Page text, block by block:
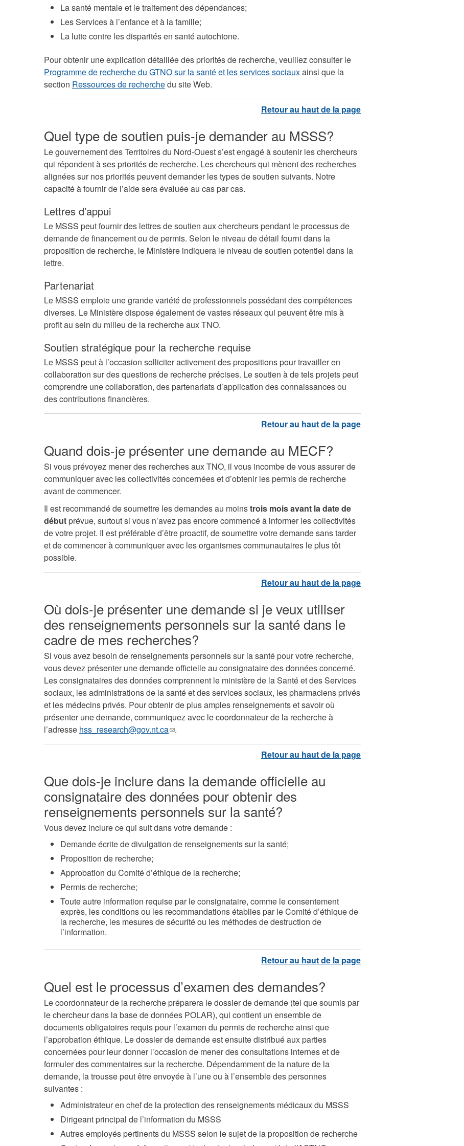
La santé mentale et le traitement des dépendances;
Les Services à l’enfance et à la famille;
La lutte contre les disparités en santé autochtone.
Pour obtenir une explication détaillée des priorités de recherche, veuillez consulter le
Programme de recherche du GTNO sur la santé et les services sociauxainsi que la
section Ressources de recherchedu site Web.
Quel type de soutien puis-je demander au MSSS?
Le gouvernement des Territoires du Nord-Ouest s’est engagé à soutenir les chercheurs
qui répondent à ses priorités de recherche. Les chercheurs qui mènent des recherches
alignées sur nos priorités peuvent demander les types de soutien suivants. Notre
capacité à fournir de l’aide sera évaluée au cas par cas.
Lettres d’appui
Le MSSS peut fournir des lettres de soutien aux chercheurs pendant le processus de
demande de financement ou de permis. Selon le niveau de détail fourni dans la
proposition de recherche, le Ministère indiquera le niveau de soutien potentiel dans la
lettre.
Partenariat
Le MSSS emploie une grande variété de professionnels possédant des compétences
diverses. Le Ministère dispose également de vastes réseaux qui peuvent être mis à
profit au sein du milieu de la recherche aux TNO.
Soutien stratégique pour la recherche requise
Le MSSS peut à l’occasion solliciter activement des propositions pour travailler en
collaboration sur des questions de recherche précises. Le soutien à de tels projets peut
comprendre une collaboration, des partenariats d’application des connaissances ou
des contributions financières.
Quand dois-je présenter une demande au MECF?
Si vous prévoyez mener des recherches aux TNO, il vous incombe de vous assurer de
communiquer avec les collectivités concernées et d’obtenir les permis de recherche
avant de commencer.
Il est recommandé de soumettre les demandes au moinstrois mois avant la date de
débutprévue, surtout si vous n’avez pas encore commencé à informer les collectivités
de votre projet. Il est préférable d’être proactif, de soumettre votre demande sans tarder
et de commencer à communiquer avec les organismes communautaires le plus tôt
possible.
Où dois-je présenter une demande si je veux utiliser
des renseignements personnels sur la santé dans le
cadre de mes recherches?
Si vous avez besoin de renseignements personnels sur la santé pour votre recherche,
vous devez présenter une demande officielle au consignataire des données concerné.
Les consignataires des données comprennent le ministère de la Santé et des Services
sociaux, les administrations de la santé et des services sociaux, les pharmaciens privés
et les médecins privés. Pour obtenir de plus amples renseignements et savoir où
présenter une demande, communiquez avec le coordonnateur de la recherche à
l’adresse hss_research@gov.nt.ca(le
lien
courriel)
.
Que dois-je inclure dans la demande officielle au
consignataire des données pour obtenir des
renseignements personnels sur la santé?
Vous devez inclure ce qui suit dans votre demande :
Demande écrite de divulgation de renseignements sur la santé;
Proposition de recherche;
Approbation du Comité d’éthique de la recherche;
Permis de recherche;
Toute autre information requise par le consignataire, comme le consentement
exprès, les conditions ou les recommandations établies par le Comité d’éthique de
la recherche, les mesures de sécurité ou les méthodes de destruction de
l’information.
Quel est le processus d’examen des demandes?
Le coordonnateur de la recherche préparera le dossier de demande (tel que soumis par
le chercheur dans la base de données POLAR), qui contient un ensemble de
documents obligatoires requis pour l’examen du permis de recherche ainsi que
l’approbation éthique. Le dossier de demande est ensuite distribué aux parties
concernées pour leur donner l’occasion de mener des consultations internes et de
formuler des commentaires sur la recherche. Dépendamment de la nature de la
demande, la trousse peut être envoyée à l’une ou à l’ensemble des personnes
suivantes :
Administrateur en chef de la protection des renseignements médicaux du MSSS
Dirigeant principal de l’information du MSSS
Autres employés pertinents du MSSS selon le sujet de la proposition de recherche